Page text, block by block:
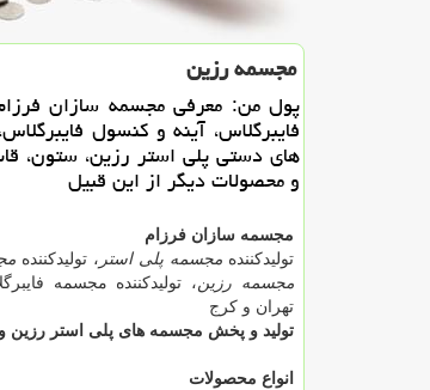
مجسمه رزین
پول من: معرفی مجسمه سازان
فایبرگلاس، آینه و كنسول
های دستی پلی استر رزین، ستون،
و محصولات دیگر از این قبیل
مجسمه سازان فرزام
تولیدکننده مجسمه پلی استر ، تولیدکننده
مجسمه رزین، تولیدکننده مجسمه
تهران و کرج
تولید و پخش مجسمه های پلی استر رزین و
انواع محصولات